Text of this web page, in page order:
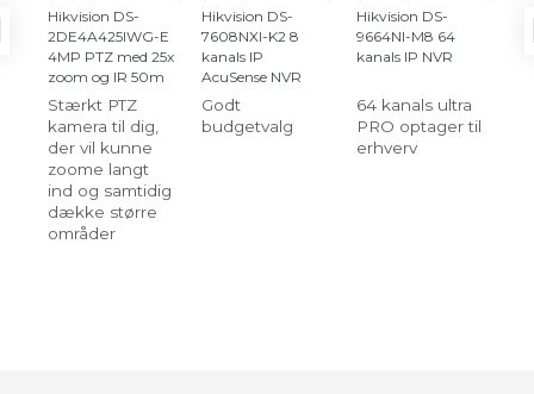
Hikvision DS-
2DE4A425IWG-E
4MP PTZ med 25x
zoom og IR 50m
Stærkt PTZ
kamera til dig,
der vil kunne
zoome langt
ind og samtidig
dække større
områder
Hikvision DS-
7608NXI-K2 8
kanals IP
AcuSense NVR
Godt
budgetvalg
Hikvision DS-
9664NI-M8 64
kanals IP NVR
64 kanals ultra
PRO optager til
erhverv